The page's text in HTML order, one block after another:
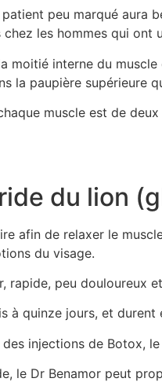
peu marqué aura
les hommes qui
moitié interne du
la paupière supérieure
muscle est de
du lion
afin de relaxer le
du visage.
rapide, peu
à quinze jours, et
injections de Botox,
le Dr Benamor peut